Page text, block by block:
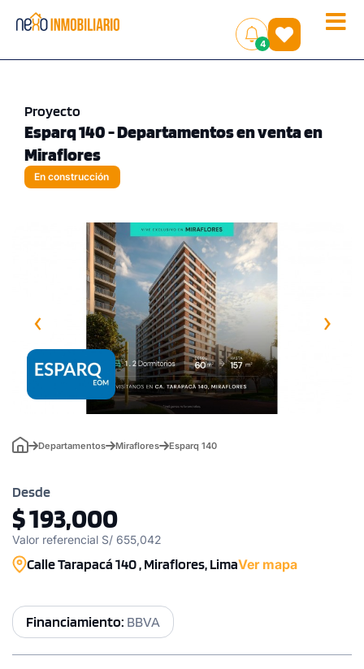
Toggle
4
()
Proyecto
Esparq 140 - Departamentos en venta en
Miraflores
En construcción
‹ ›
Departamentos Miraflores Esparq 140
Desde
$ 193,000
Valor referencial S/ 655,042
Calle Tarapacá 140 , Miraflores, LimaVer mapa
Financiamiento: BBVA